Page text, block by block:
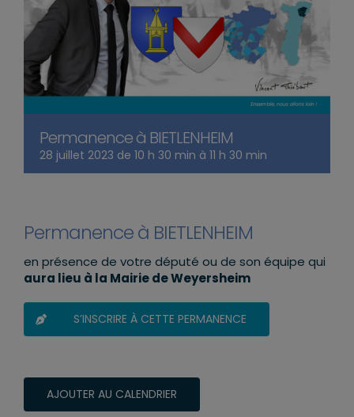
Permanence à BIETLENHEIM
28 juillet 2023 de 10 h 30 min à 11 h 30 min
Permanence à BIETLENHEIM
en présence de votre député ou de son équipe qui
aura lieu à la Mairie de Weyersheim
S’INSCRIRE À CETTE PERMANENCE
AJOUTER AU CALENDRIER